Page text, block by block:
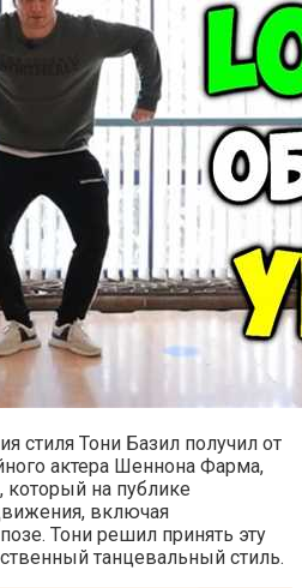
стиля Тони Базил получил от
актера Шеннона Фарма,
который на публике
включая
Тони решил принять эту
танцевальный стиль.